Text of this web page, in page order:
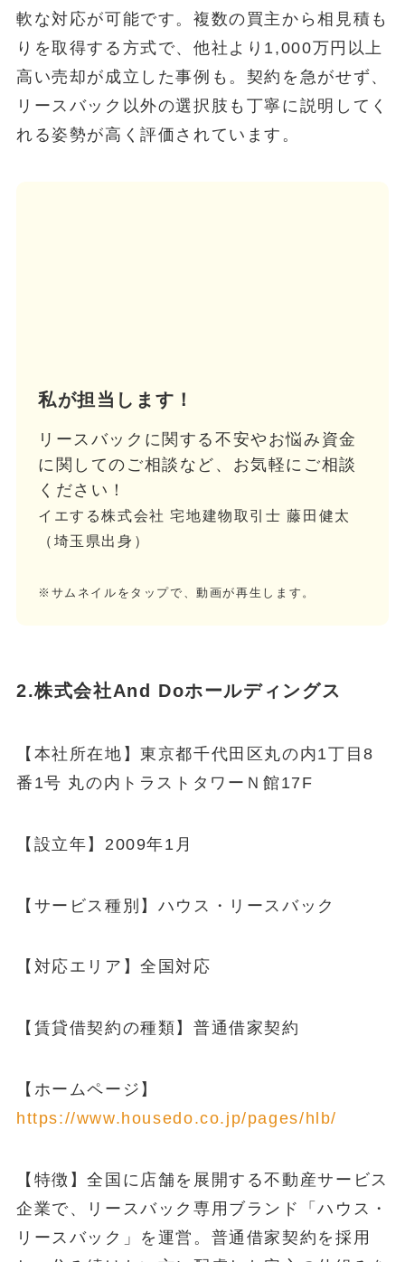
軟な対応が可能です。複数の買主から相見積も
りを取得する方式で、他社より1,000万円以上
高い売却が成立した事例も。契約を急がせず、
リースバック以外の選択肢も丁寧に説明してく
れる姿勢が高く評価されています。
私が担当します！
リースバックに関する不安やお悩み資金
に関してのご相談など、お気軽にご相談
ください！
イエする株式会社 宅地建物取引士 藤田健太
（埼玉県出身）
※サムネイルをタップで、動画が再生します。
2.株式会社And Doホールディングス
【本社所在地】東京都千代田区丸の内1丁目8
番1号 丸の内トラストタワーＮ館17F
【設立年】2009年1月
【サービス種別】ハウス・リースバック
【対応エリア】全国対応
【賃貸借契約の種類】普通借家契約
【ホームページ】
https://www.housedo.co.jp/pages/hlb/
【特徴】全国に店舗を展開する不動産サービス
企業で、リースバック専用ブランド「ハウス・
リースバック」を運営。普通借家契約を採用